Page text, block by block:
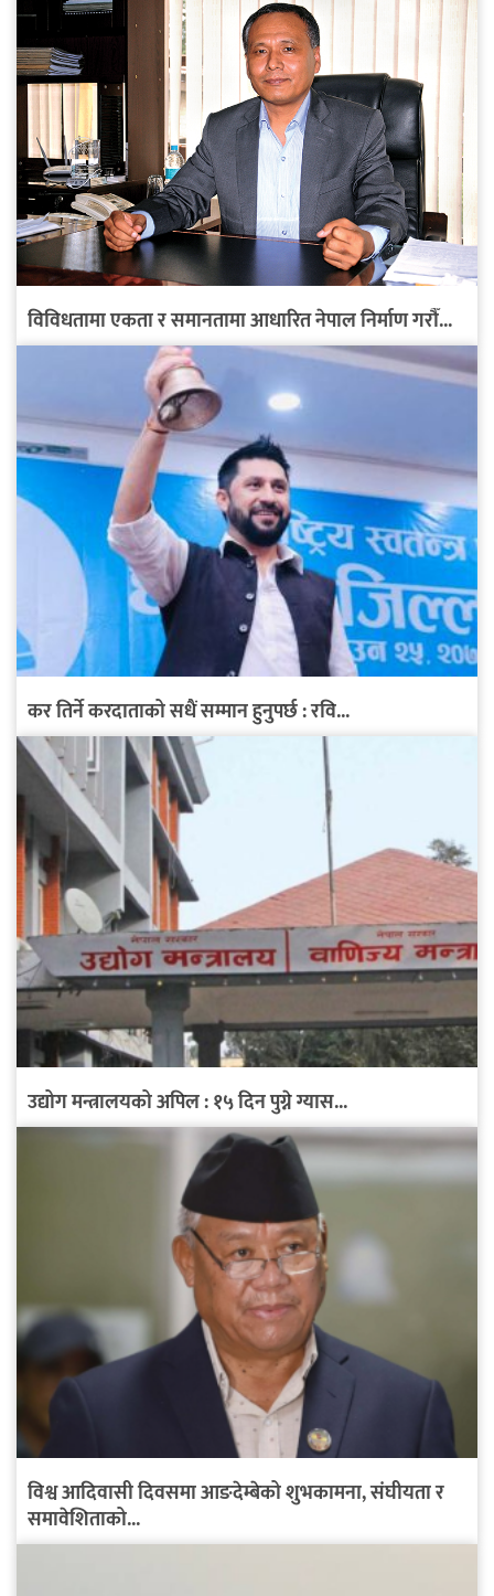
विविधतामा एकता र समानतामा आधारित नेपाल निर्माण गरौँ...
कर तिर्ने करदाताको सधैं सम्मान हुनुपर्छ : रवि...
उद्योग मन्त्रालयको अपिल : १५ दिन पुग्ने ग्यास...
विश्व आदिवासी दिवसमा आङदेम्बेको शुभकामना, संघीयता र
समावेशिताको...